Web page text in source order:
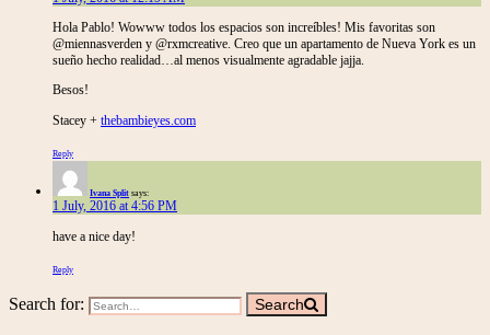
Hola Pablo! Wowww todos los espacios son increíbles! Mis favoritas son
@miennasverden y @rxmcreative. Creo que un apartamento de Nueva York es un
sueño hecho realidad…al menos visualmente agradable jajja.
Besos!
Stacey + thebambieyes.com
Reply
Ivana Split says:
1 July, 2016 at 4:56 PM
have a nice day!
Reply
Search for: Search